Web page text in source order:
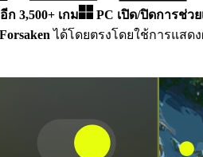
ก 3,500+ เกม PC เปิด/ปิดการช่ว
ได้โดยตรงโดยใช้การแสด